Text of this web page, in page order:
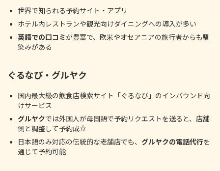
世界で知られる予約サイト・アプリ
ホテル内レストランや観光向けダイニングへの導入が多い
英語での口コミが豊富で、欧米やオセアニアの旅行者からも馴
染みがある
ぐるなび・グルヤク
国内最大級の飲食店検索サイト「ぐるなび」のインバウンド向
けサービス
グルヤクでは外国人が母国語で予約リクエストを送ると、店舗
側と調整して予約成立
日本語のみ対応の伝統的な老舗店でも、 グルヤクの電話代行を
通じて予約可能